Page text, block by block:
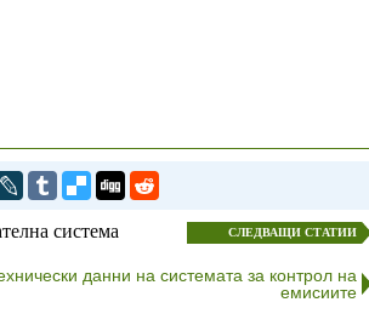
система СЛЕДВАЩИ СТАТИИ
данни на системата за контрол на
емисиите